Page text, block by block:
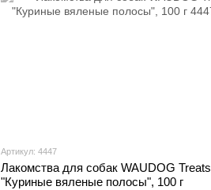
Артикул: 4447
Лакомства для собак WAUDOG Treats
"Куриные вяленые полосы", 100 г